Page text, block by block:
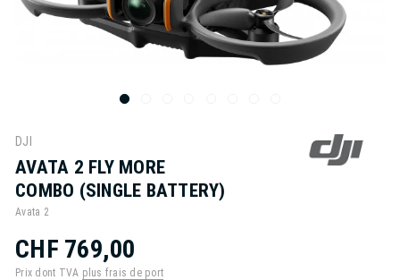
DJI
AVATA 2 FLY MORE
COMBO (SINGLE BATTERY)
Avata 2
CHF 769,00
Prix dont TVA plus frais de port